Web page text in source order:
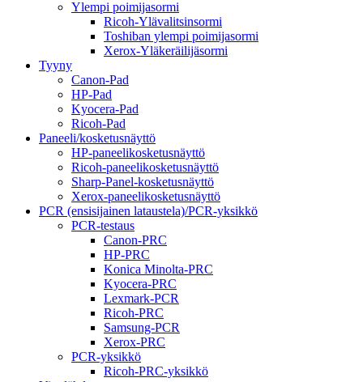
Ylempi poimijasormi
Ricoh-Ylävalitsinsormi
Toshiban ylempi poimijasormi
Xerox-Yläkeräilijäsormi
Tyyny
Canon-Pad
HP-Pad
Kyocera-Pad
Ricoh-Pad
Paneeli/kosketusnäyttö
HP-paneelikosketusnäyttö
Ricoh-paneelikosketusnäyttö
Sharp-Panel-kosketusnäyttö
Xerox-paneelikosketusnäyttö
PCR (ensisijainen lataustela)/PCR-yksikkö
PCR-testaus
Canon-PRC
HP-PRC
Konica Minolta-PRC
Kyocera-PRC
Lexmark-PCR
Ricoh-PRC
Samsung-PCR
Xerox-PRC
PCR-yksikkö
Ricoh-PRC-yksikkö